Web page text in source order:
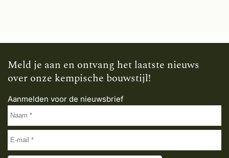
Meld je aan en ontvang het laatste nieuws
over onze kempische bouwstijl!
Aanmelden voor de nieuwsbrief